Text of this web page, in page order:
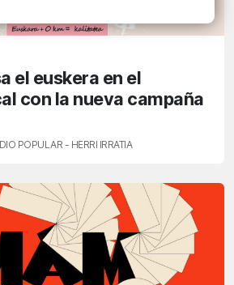
el euskera en el
con la nueva campaña
POPULAR - HERRI IRRATIA